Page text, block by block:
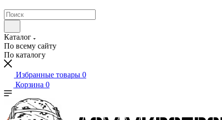
Каталог
По всему сайту
По каталогу
Избранные товары 0
Корзина 0